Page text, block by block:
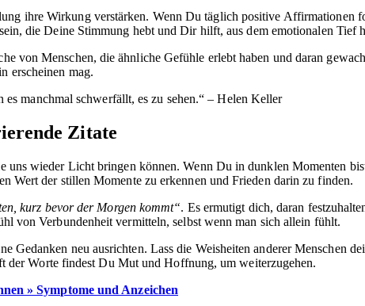
ihre Wirkung verstärken. Wenn Du täglich positive
die Deine Stimmung hebt und Dir hilft, aus dem emotionalen Tief
von Menschen, die ähnliche Gefühle erlebt haben und daran
erscheinen mag.
manchmal schwerfällt, es zu sehen.“ – Helen Keller
Zitate
uns wieder Licht bringen können. Wenn Du in dunklen Momenten
Wert der stillen Momente zu erkennen und Frieden darin zu finden.
kurz bevor der Morgen kommt“. Es ermutigt dich, daran
von Verbundenheit vermitteln, selbst wenn man sich allein fühlt.
Gedanken neu ausrichten. Lass die Weisheiten anderer Menschen
Worte findest Du Mut und Hoffnung, um weiterzugehen.
» Symptome und Anzeichen